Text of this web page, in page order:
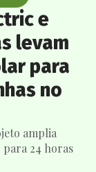
e
levam
para
no
amplia
24 horas